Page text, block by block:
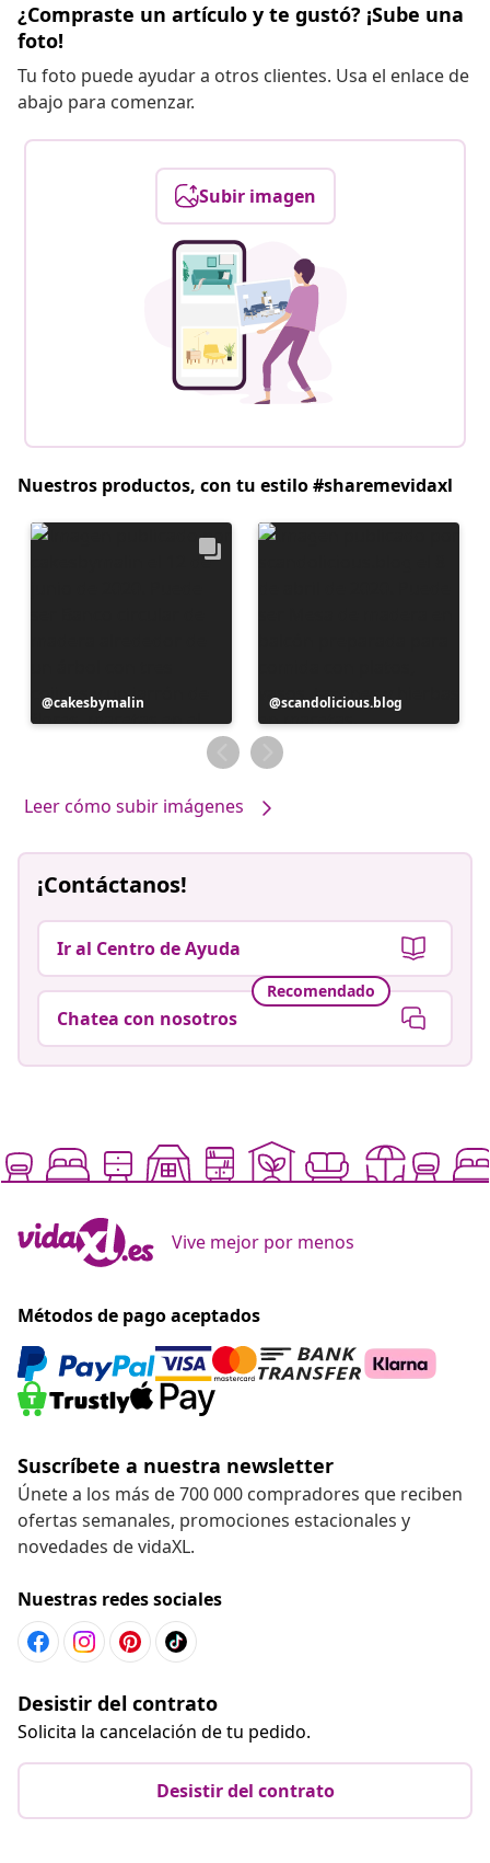
¿Compraste un artículo y te gustó? ¡Sube una
foto!
Tu foto puede ayudar a otros clientes. Usa el enlace de
abajo para comenzar.
Subir imagen
Nuestros productos, con tu estilo #sharemevidaxl
Publicación
realizada
cakesbymalin
Publicación
realizada
por
scandolicious.blog
Leer cómo subir imágenes
¡Contáctanos!
Ir al Centro de Ayuda
Recomendado
Chatea con nosotros
Vive mejor por menos
Métodos de pago aceptados
Suscríbete a nuestra newsletter
Únete a los más de 700 000 compradores que reciben
ofertas semanales, promociones estacionales y
novedades de vidaXL.
Nuestras redes sociales
Desistir del contrato
Solicita la cancelación de tu pedido.
Desistir del contrato